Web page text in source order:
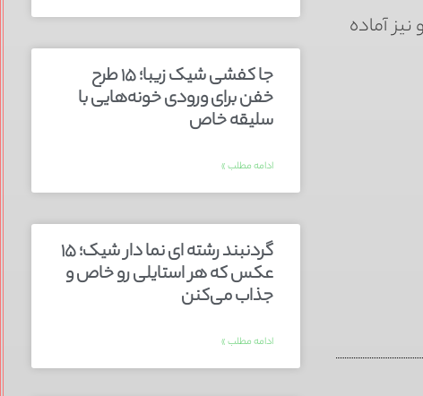
آماده
جا کفشی شیک زیبا؛ ۱۵ طرح
خفن برای ورودی خونه‌هایی با
سلیقه خاص
ادامه مطلب »
گردنبند رشته ای نما دار شیک؛ ۱۵
عکس که هر استایلی رو خاص و
جذاب می‌کنن
ادامه مطلب »